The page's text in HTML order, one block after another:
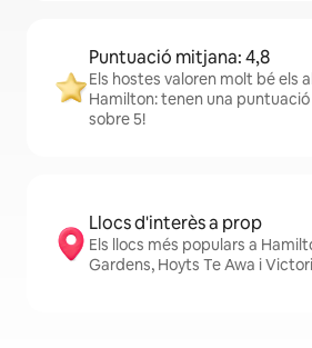
Puntuació mitjana: 4,8
Els hostes valoren molt bé els
Hamilton: tenen una
sobre 5!
Llocs d'interès a prop
Els llocs més populars a
Gardens, Hoyts Te Awa i